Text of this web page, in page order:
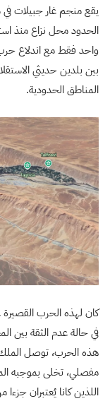
يقع منجم غار جبيلات
واحد فقط مع اندلاع
بين بلدين حديثي
المناطق الحدودية.
كان لهذه الحرب القصيرة
في حالة عدم الثقة بين
هذه الحرب، توصل الملك
مفصلي، تخلى بموجبه
اللذين كانا يُعتبران